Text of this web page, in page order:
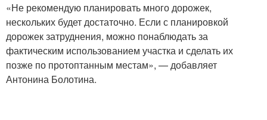
«Не рекомендую планировать много дорожек,
нескольких будет достаточно. Если с планировкой
дорожек затруднения, можно понаблюдать за
фактическим использованием участка и сделать их
позже по протоптанным местам», — добавляет
Антонина Болотина.